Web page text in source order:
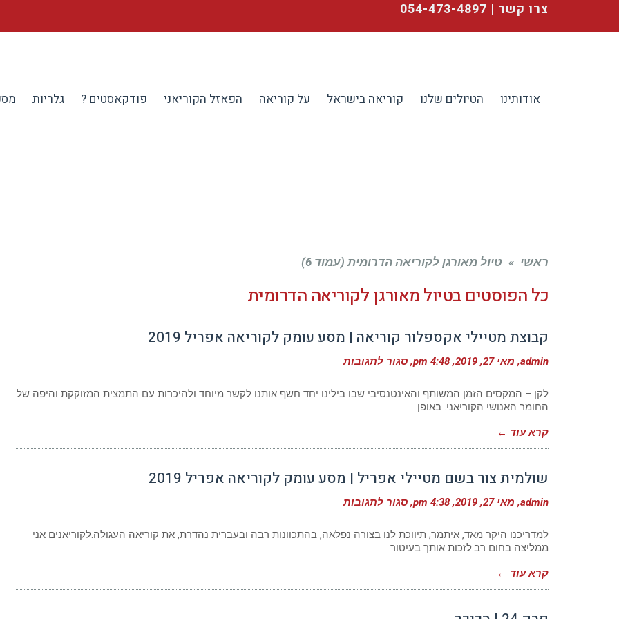
צרו קשר | 054-473-4897
אודותינו הטיולים שלנו קוריאה בישראל על קוריאה הפאזל הקוריאני פודקאסטים ? גלריות
ראשי » טיול מאורגן לקוריאה הדרומית (עמוד 6)
כל הפוסטים בטיול מאורגן לקוריאה הדרומית
קבוצת מטיילי אקספלור קוריאה | מסע עומק לקוריאה אפריל 2019
admin מאי 27, 2019 4:48 pm סגור לתגובות
אקספלור
לקן – המקסים הזמן המשותף והאינטנסיבי שבו בילינו יחד חשף אותנו לקשר מיוחד ולהיכרות עם התמצית המזוקקת והיפה של
החומר האנושי הקוריאני. באופן
קרא עוד ←
שולמית צור בשם מטיילי אפריל | מסע עומק לקוריאה אפריל 2019
admin מאי 27, 2019 4:38 pm סגור לתגובות
בשם
מטיילי
למדריכנו היקר מאד, איתמר; תיווכת לנו בצורה נפלאה, בהתכוונות רבה ובעברית נהדרת, את קוריאה העגולה.לקוריאנים אני
ממליצה בחום רב:לזכות אותך בעיטור
קרא עוד ←